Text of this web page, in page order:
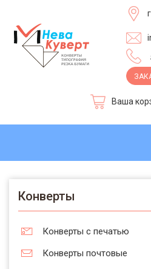
Ваша
Конверты
Конверты с печатью
Конверты почтовые